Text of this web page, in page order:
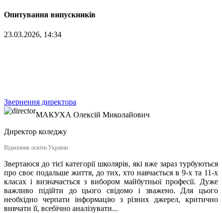
Опитування випускників
23.03.2026, 14:34
Звернення директора
МАКУХА Олексій Миколайович
Директор коледжу
Відмінник освіти України
Звертаюся до тієї категорії школярів, які вже зараз турбуються
про своє подальше життя, до тих, хто навчається в 9-х та 11-х
класах і визначається з вибором майбутньої професії. Дуже
важливо підійти до цього свідомо і зважено. Для цього
необхідно черпати інформацію з різних джерел, критично
вивчати її, всебічно аналізувати...